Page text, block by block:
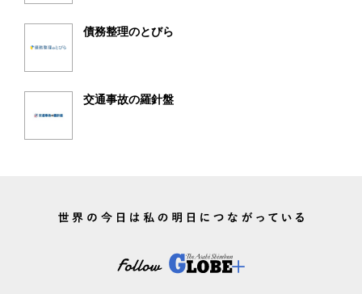
債務整理のとびら
交通事故の羅針盤